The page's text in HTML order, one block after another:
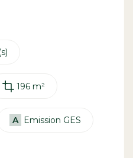
196 m²
A Emission GES